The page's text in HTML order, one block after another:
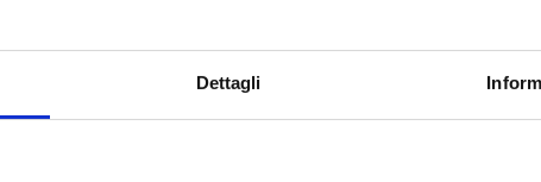
Dettagli